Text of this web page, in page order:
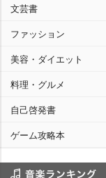
文芸書
ファッション
美容・ダイエット
料理・グルメ
自己啓発書
ゲーム攻略本